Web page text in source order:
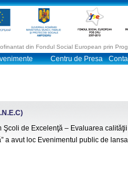
din Fondul Social European prin
Centru de Presa
de Excelenţă – Evaluarea
a avut loc Evenimentul public de